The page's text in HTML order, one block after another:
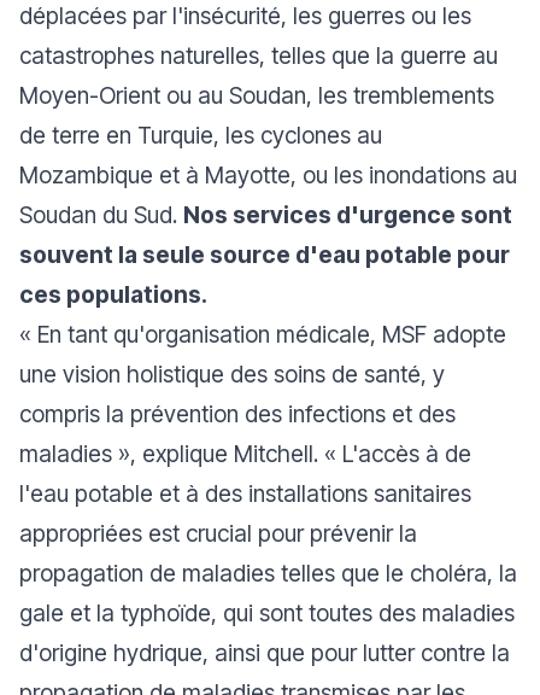
déplacées par l'insécurité, les guerres ou les
catastrophes naturelles, telles que la guerre au
Moyen-Orient ou au Soudan, les tremblements
de terre en Turquie, les cyclones au
Mozambique et à Mayotte, ou les inondations au
Soudan du Sud. Nos services d'urgence sont
souvent la seule source d'eau potable pour
ces populations.
« En tant qu'organisation médicale, MSF adopte
une vision holistique des soins de santé, y
compris la prévention des infections et des
maladies », explique Mitchell. « L'accès à de
l'eau potable et à des installations sanitaires
appropriées est crucial pour prévenir la
propagation de maladies telles que le choléra, la
gale et la typhoïde, qui sont toutes des maladies
d'origine hydrique, ainsi que pour lutter contre la